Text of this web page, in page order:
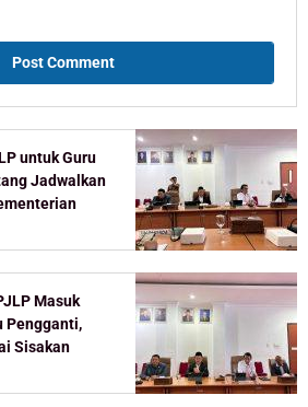
untuk Guru
Jadwalkan
Masuk
Pengganti,
Sisakan